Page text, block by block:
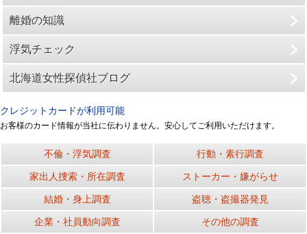
離婚の知識
浮気チェック
北海道女性探偵社ブログ
クレジットカードが利用可能
お客様のカード情報が当社に伝わりません。安心してご利用いただけます。
不倫・浮気調査 行動・素行調査
家出人捜索・所在調査 ストーカー・嫌がらせ
結婚・身上調査 盗聴・盗撮器発見
企業・社員動向調査 その他の調査